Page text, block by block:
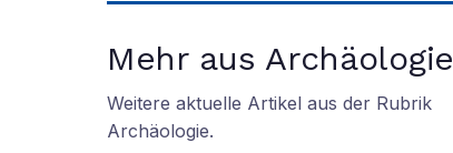
Mehr aus Archäologie
Weitere aktuelle Artikel aus der Rubrik
Archäologie.